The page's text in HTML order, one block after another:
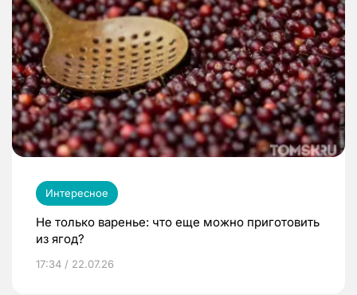
Интересное
Не только варенье: что еще можно приготовить
из ягод?
17:34 / 22.07.26